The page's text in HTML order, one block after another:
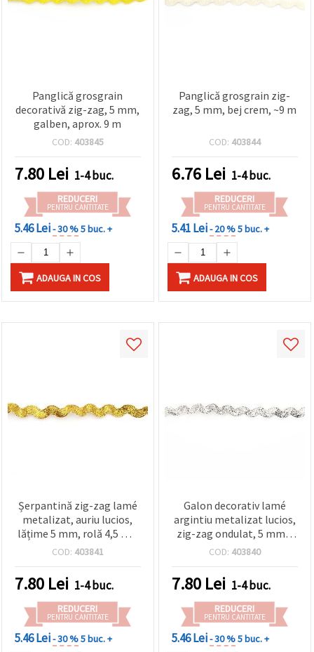
Panglică grosgrain
decorativă zig-zag, 5 mm,
galben, aprox. 9 m
COD: 403845
7.80 Lei 1-4 buc.
REDUCERI
PENTRU CANTITATE
5.46 Lei- 30 %5 buc. +
ADAUGA IN COS
Panglică grosgrain zig-
zag, 5 mm, bej crem, ~9 m
COD: 403844
6.76 Lei 1-4 buc.
REDUCERI
PENTRU CANTITATE
5.41 Lei- 20 %5 buc. +
ADAUGA IN COS
Șerpantină zig-zag lamé
metalizat, auriu lucios,
lățime 5 mm, rolă 4,5 m –
pasmanterie pentru craft,
COD: 403841
7.80 Lei 1-4 buc.
REDUCERI
PENTRU CANTITATE
5.46 Lei- 30 %5 buc. +
Galon decorativ lamé
argintiu metalizat lucios,
zig-zag ondulat, 5 mm x
4,5 m — panglică pentru
costume și decorațiuni (nu
este argint real)
COD: 403840
7.80 Lei 1-4 buc.
REDUCERI
PENTRU CANTITATE
5.46 Lei- 30 %5 buc. +